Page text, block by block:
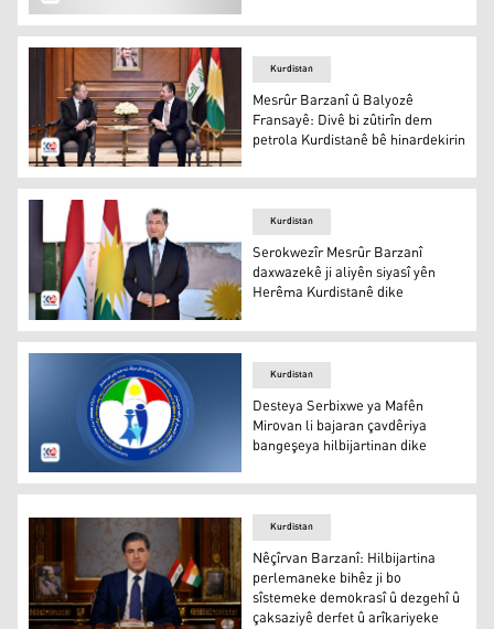
Logoya Bizava Goranê
Mesrûr Barzanî û Patrick Durel
Kurdistan
Mesrûr Barzanî û Balyozê
Fransayê: Divê bi zûtirîn dem
petrola Kurdistanê bê hinardekirin
Mesrûr Barzanî
Kurdistan
Serokwezîr Mesrûr Barzanî
daxwazekê ji aliyên siyasî yên
Herêma Kurdistanê dike
Desteya Serbixwe ya Mafên Mirovan
Kurdistan
Desteya Serbixwe ya Mafên
Mirovan li bajaran çavdêriya
bangeşeya hilbijartinan dike
Kurdistan
Nêçîrvan Barzanî: Hilbijartina
perlemaneke bihêz ji bo
sîstemeke demokrasî û dezgehî û
çaksaziyê derfet û arîkariyeke